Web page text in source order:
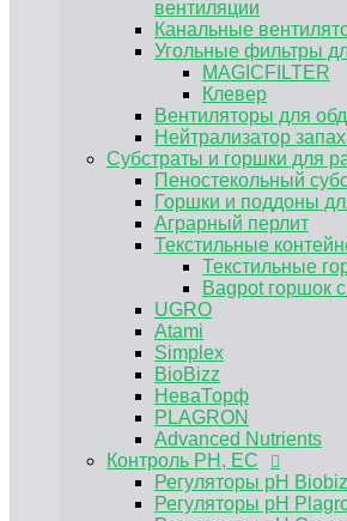
UGRO
Atami
Simplex
BioBizz
НеваТорф
PLAGRON
Advanced Nutrients
Контроль PH, EC
Регуляторы pH
Регуляторы pH
Регуляторы pH
Регуляторы pH
E-MODE регуляторы
Регуляторы pH Terra
Измерение pH EC
Растворы для
калибровочные
Инструменты и аксессуары
Мешки для экстракции
Электронные весы
Садовый инвентарь
Регуляторы
Сушилки для
вентиляции
Канальные
Угольные фильтры
MAGICFILTER
Клевер
Вентиляторы для
Нейтрализатор
Субстраты и горшки для
Пеностекольный
Горшки и поддоны
Аграрный перлит
Текстильные
Текстильные
Bagpot горшок
UGRO
Atami
Simplex
BioBizz
НеваТорф
PLAGRON
Advanced Nutrients
Контроль PH, EC
Регуляторы pH
Регуляторы pH